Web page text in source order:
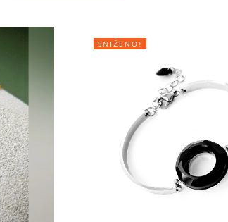
SNIŽENO!